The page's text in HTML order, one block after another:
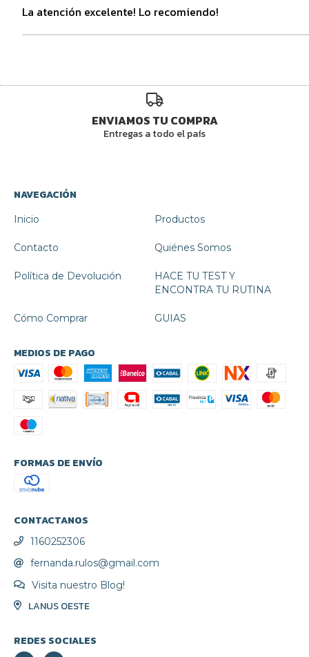
La atención excelente! Lo recomiendo!
ENVIAMOS TU COMPRA
Entregas a todo el país
NAVEGACIÓN
Inicio Productos
Contacto Quiénes Somos
Política de Devolución
HACE TU TEST Y
ENCONTRA TU RUTINA
Cómo Comprar GUIAS
MEDIOS DE PAGO
FORMAS DE ENVÍO
CONTACTANOS
1160252306
fernanda.rulos@gmail.com
Visita nuestro Blog!
LANUS OESTE
REDES SOCIALES